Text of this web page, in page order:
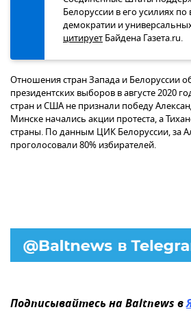
Белоруссии в его усилиях
демократии и
цитирует Байдена Газета.ru.
Отношения стран Запада и Белоруссии
президентских выборов в августе 2020
стран и США не признали победу
Минске начались акции протеста, а
страны. По данным ЦИК Белоруссии, за
проголосовали 80% избирателей.
Подписывайтесь на Baltnews в